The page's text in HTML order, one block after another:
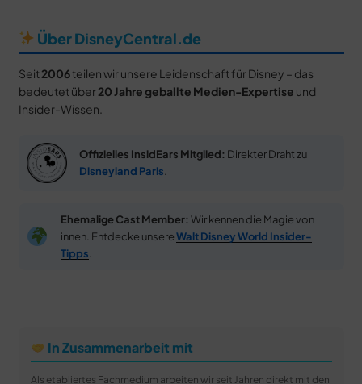
Über DisneyCentral.de
Seit 2006teilen wir unsere Leidenschaft für Disney – das
bedeutet über 20 Jahre geballte Medien-Expertise und
Insider-Wissen.
Offizielles InsidEars Mitglied: Direkter Draht zu
Disneyland Paris
Ehemalige Cast Member: Wir kennen die Magie von
innen. Entdecke unsereWalt Disney World Insider-
Tipps
In Zusammenarbeit mit
Als etabliertes Fachmedium arbeiten wir seit Jahren direkt mit den